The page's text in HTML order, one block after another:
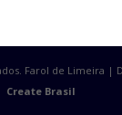
Farol de Limeira |
Create Brasil